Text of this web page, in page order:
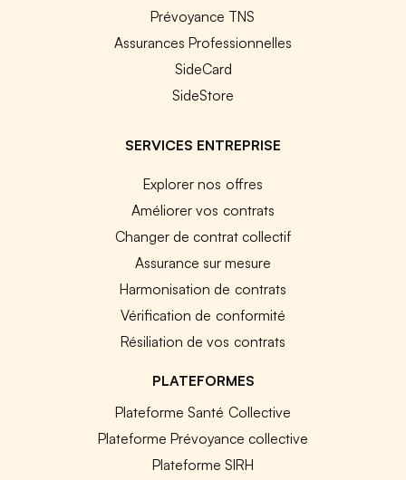
Prévoyance TNS
Assurances Professionnelles
SideCard
SideStore
SERVICES ENTREPRISE
Explorer nos offres
Améliorer vos contrats
Changer de contrat collectif
Assurance sur mesure
Harmonisation de contrats
Vérification de conformité
Résiliation de vos contrats
PLATEFORMES
Plateforme Santé Collective
Plateforme Prévoyance collective
Plateforme SIRH